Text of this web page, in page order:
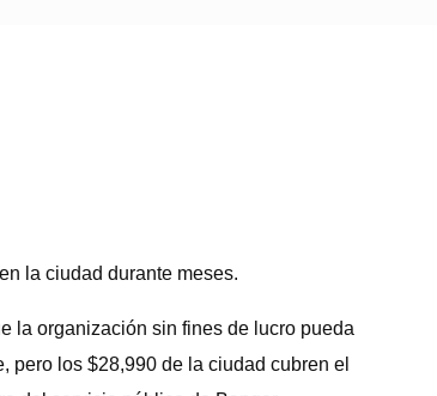
la ciudad durante meses.
la organización sin fines de lucro pueda
pero los $28,990 de la ciudad cubren el